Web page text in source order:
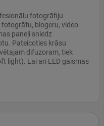
fotogrāfiju
blogeru, video
paneļi sniedz
Pateicoties krāsu
difuzoram, tiek
light). Lai arī LED gaismas